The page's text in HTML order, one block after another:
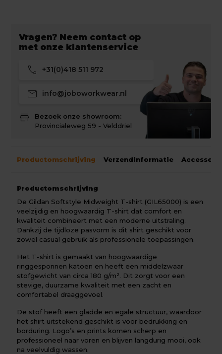
Vragen? Neem contact op
met onze klantenservice
call +31(0)418 511 972
mail info@joboworkwear.nl
store
Bezoek onze showroom:
Provincialeweg 59 - Velddriel
Productomschrijving Verzendinformatie
Productomschrijving
De Gildan Softstyle Midweight T-shirt (GIL65000) is een
veelzijdig en hoogwaardig T-shirt dat comfort en
kwaliteit combineert met een moderne uitstraling.
Dankzij de tijdloze pasvorm is dit shirt geschikt voor
zowel casual gebruik als professionele toepassingen.
Het T-shirt is gemaakt van hoogwaardige
ringgesponnen katoen en heeft een middelzwaar
stofgewicht van circa 180 g/m². Dit zorgt voor een
stevige, duurzame kwaliteit met een zacht en
comfortabel draaggevoel.
De stof heeft een gladde en egale structuur, waardoor
het shirt uitstekend geschikt is voor bedrukking en
borduring. Logo’s en prints komen scherp en
professioneel naar voren en blijven langdurig mooi, ook
na veelvuldig wassen.